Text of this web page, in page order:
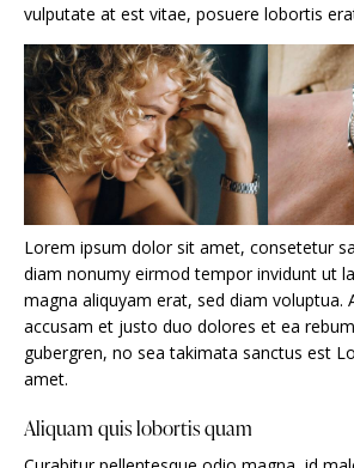
vulputate at est vitae, posuere lobortis
Lorem ipsum dolor sit amet, consetetur
diam nonumy eirmod tempor invidunt ut
magna aliquyam erat, sed diam voluptua.
accusam et justo duo dolores et ea
gubergren, no sea takimata sanctus est
amet.
Aliquam quis lobortis quam